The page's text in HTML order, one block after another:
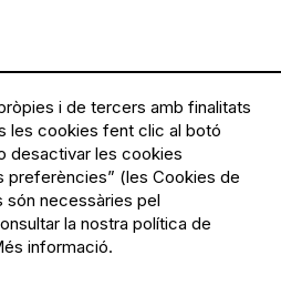
de privacitat
de cookies
i de tercers amb finalitats
les cookies fent clic al botó
desactivar les cookies
preferències” (les Cookies de
necessàries pel
la nostra política de
informació.